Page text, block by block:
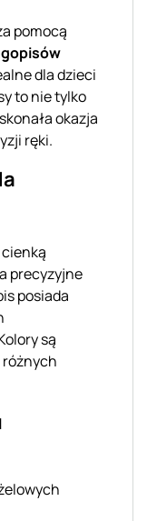
pomocą
dla dzieci
to nie tylko
okazja
ręki.
cienką
precyzyjne
posiada
są
różnych